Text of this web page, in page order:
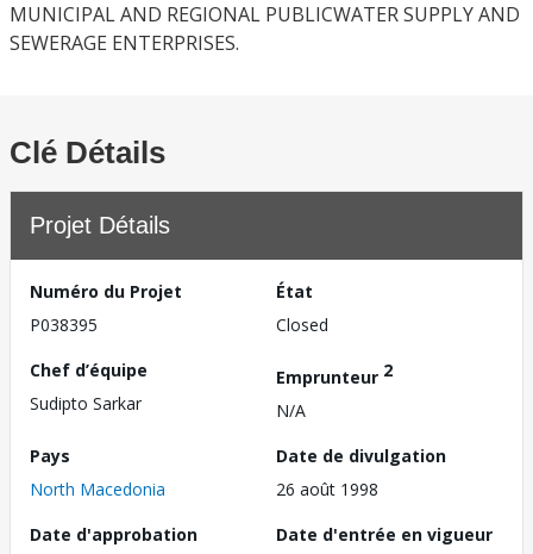
MUNICIPAL AND REGIONAL PUBLICWATER SUPPLY AND
SEWERAGE ENTERPRISES.
Clé Détails
Projet Détails
Numéro du Projet
P038395
État
Closed
Chef d’équipe
Sudipto Sarkar
Emprunteur 2
N/A
Pays
North Macedonia
Date de divulgation
26 août 1998
Date d'approbation
Date d'entrée en vigueur